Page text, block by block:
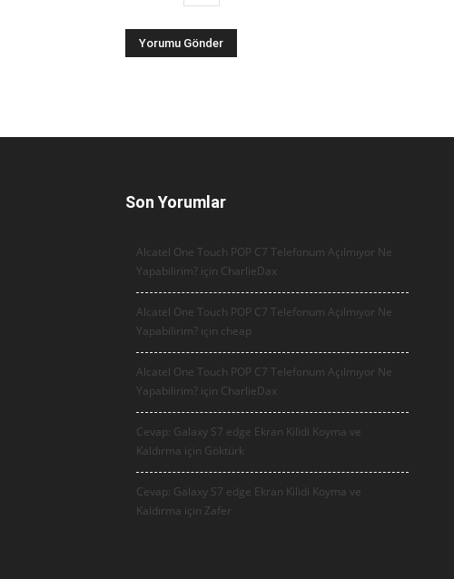
Son Yorumlar
Alcatel One Touch POP C7 Telefonum Açılmıyor Ne
Yapabilirim? için CharlieDax
Alcatel One Touch POP C7 Telefonum Açılmıyor Ne
Yapabilirim? için cheap
Alcatel One Touch POP C7 Telefonum Açılmıyor Ne
Yapabilirim? için CharlieDax
Cevap: Galaxy S7 edge Ekran Kilidi Koyma ve
Kaldırma için Göktürk
Cevap: Galaxy S7 edge Ekran Kilidi Koyma ve
Kaldırma için Zafer